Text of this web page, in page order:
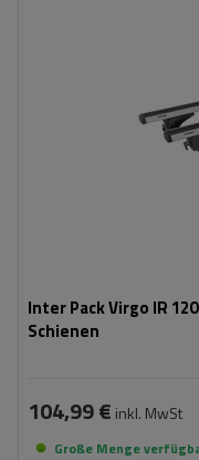
Inter Pack Virgo IR
Schienen
104,99 € inkl. MwSt
Große Menge